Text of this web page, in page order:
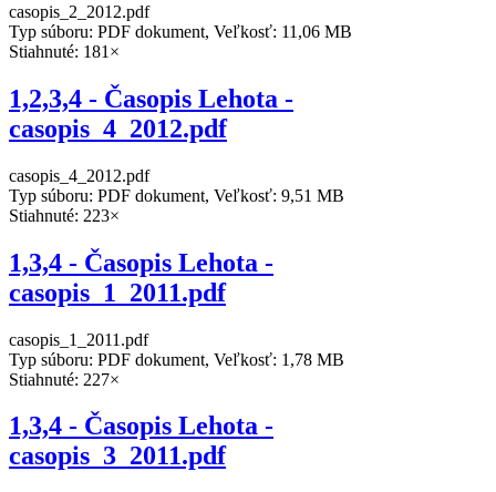
casopis_2_2012.pdf
Typ súboru: PDF dokument, Veľkosť: 11,06 MB
Stiahnuté: 181×
1,2,3,4 - Časopis Lehota -
casopis_4_2012.pdf
casopis_4_2012.pdf
Typ súboru: PDF dokument, Veľkosť: 9,51 MB
Stiahnuté: 223×
1,3,4 - Časopis Lehota -
casopis_1_2011.pdf
casopis_1_2011.pdf
Typ súboru: PDF dokument, Veľkosť: 1,78 MB
Stiahnuté: 227×
1,3,4 - Časopis Lehota -
casopis_3_2011.pdf